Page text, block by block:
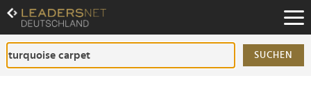
Zum
Inhalt
Zur
Fußzeilen-
Navigation
SUCHEN